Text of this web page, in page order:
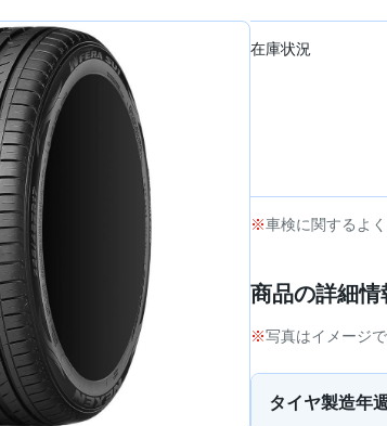
在庫状況
車検に関するよ
商品の詳細情
写真はイメージ
タイヤ製造年